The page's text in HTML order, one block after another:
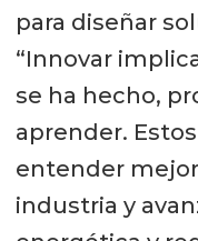
para diseñar
“Innovar
se ha hecho,
aprender.
entender
industria y